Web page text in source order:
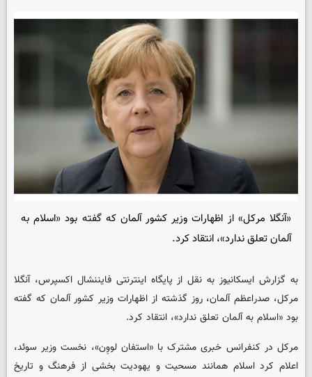
«آنگلا مرکل» از اظهارات وزیر کشور آلمان که گفته بود «اسلام به
آلمان تعلق ندارد»، انتقاد کرد.
به گزارش ایسکانیوز به نقل از پایگاه اینترنتی فایننشال اکسپرس، آنگلا
مرکل، صدراعظم آلمان، روز گذشته از اظهارات وزیر کشور آلمان که گفته
بود «اسلام به آلمان تعلق ندارد»، انتقاد کرد.
مرکل در کنفرانس خبری مشترک با «استفان لووِن»، نخست وزیر سوئد،
اعلام کرد اسلام همانند مسحیت و یهودیت بخشی از فرهنگ و تاریخ